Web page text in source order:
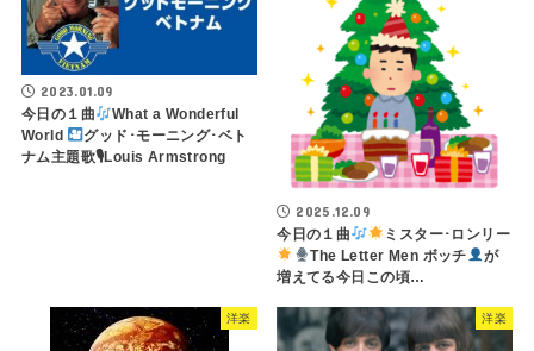
2023.01.09
今日の１曲
What a Wonderful
World
グッド･モーニング･ベト
ナム主題歌🎙Louis Armstrong
2025.12.09
今日の１曲
ミスター･ロンリー
The Letter Men ボッチ
が
増えてる今日この頃…
洋楽 洋楽